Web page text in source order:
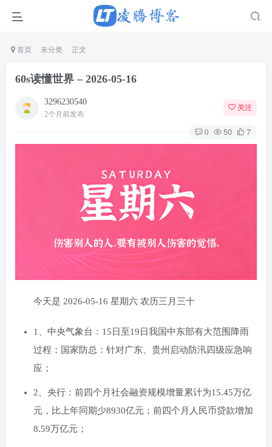
首页 未分类 正文
60s读懂世界 – 2026-05-16
3296230540
2个月前发布
关注
0 50 7
今天是 2026-05-16 星期六 农历三月三十
1、中央气象台：15日至19日我国中东部有大范围降雨
过程；国家防总：针对广东、贵州启动防汛四级应急响
应；
2、央行：前四个月社会融资规模增量累计为15.45万亿
元，比上年同期少8930亿元；前四个月人民币贷款增加
8.59万亿元；